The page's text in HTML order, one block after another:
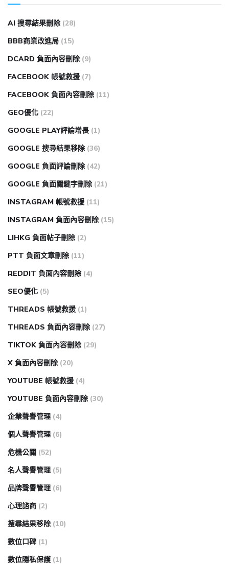
AI 搜尋結果刪除 (28)
BBB商業改進局 (15)
DCARD 負面內容刪除 (9)
FACEBOOK 帳號救援 (7)
FACEBOOK 負面內容刪除 (11)
GEO優化 (22)
GOOGLE PLAY評論增長 (1)
GOOGLE 搜尋結果移除 (36)
GOOGLE 負面評論刪除 (42)
GOOGLE 負面關鍵字刪除 (21)
INSTAGRAM 帳號救援 (11)
INSTAGRAM 負面內容刪除 (15)
LIHKG 負面帖子刪除 (2)
PTT 負面文章刪除 (11)
REDDIT 負面內容刪除 (4)
SEO優化 (5)
THREADS 帳號救援 (1)
THREADS 負面內容刪除 (27)
TIKTOK 負面內容刪除 (29)
X 負面內容刪除 (20)
YOUTUBE 帳號救援 (4)
YOUTUBE 負面內容刪除 (30)
企業聲譽管理 (4)
個人聲譽管理 (6)
危機公關 (52)
名人聲譽管理 (5)
品牌聲譽管理 (6)
心理諮商 (2)
搜尋結果移除 (10)
數位口碑 (1)
數位隱私保護 (1)